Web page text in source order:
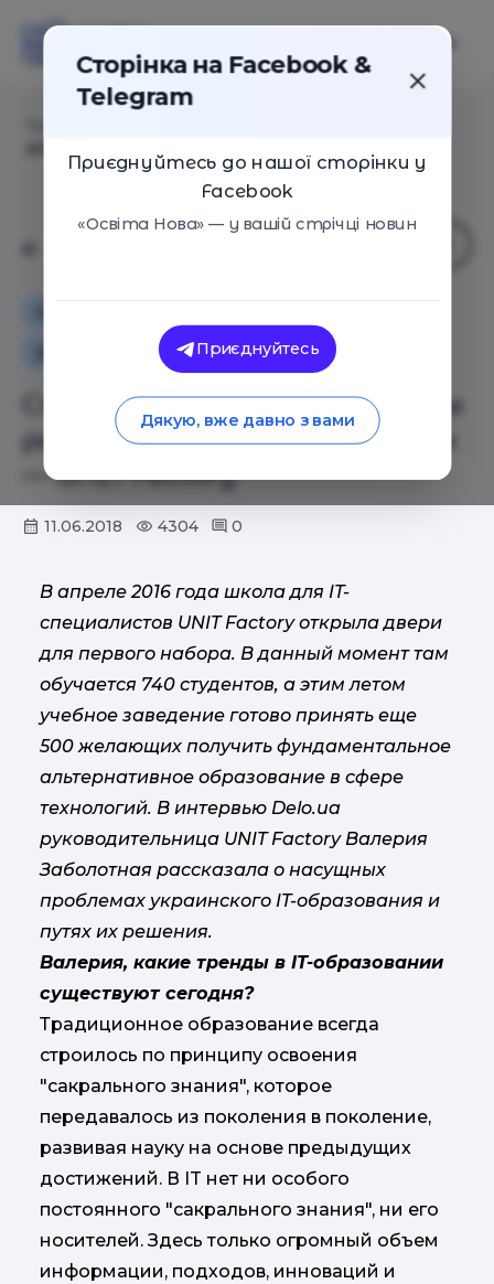
Додаткова освіта для дітей
Cтране нужны архитекторы
решений, а не программисты
— UNIT Factory
11.06.2018 4304 0
В апреле 2016 года школа для IT-
специалистов UNIT Factory открыла двери
для первого набора. В данный момент там
обучается 740 студентов, а этим летом
учебное заведение готово принять еще
500 желающих получить фундаментальное
альтернативное образование в сфере
технологий. В интервью Delo.ua
руководительница UNIT Factory Валерия
Заболотная рассказала о насущных
проблемах украинского IT-образования и
путях их решения.
Валерия, какие тренды в IT-образовании
существуют сегодня?
Традиционное образование всегда
строилось по принципу освоения
"сакрального знания", которое
передавалось из поколения в поколение,
развивая науку на основе предыдущих
достижений. В IT нет ни особого
постоянного "сакрального знания", ни его
носителей. Здесь только огромный объем
информации, подходов, инноваций и
Сторінка на Facebook &
Telegram
Приєднуйтесь до нашої сторінки у
Facebook
«Освіта Нова» — у вашій стрічці новин
Приєднуйтесь
Дякую, вже давно з вами